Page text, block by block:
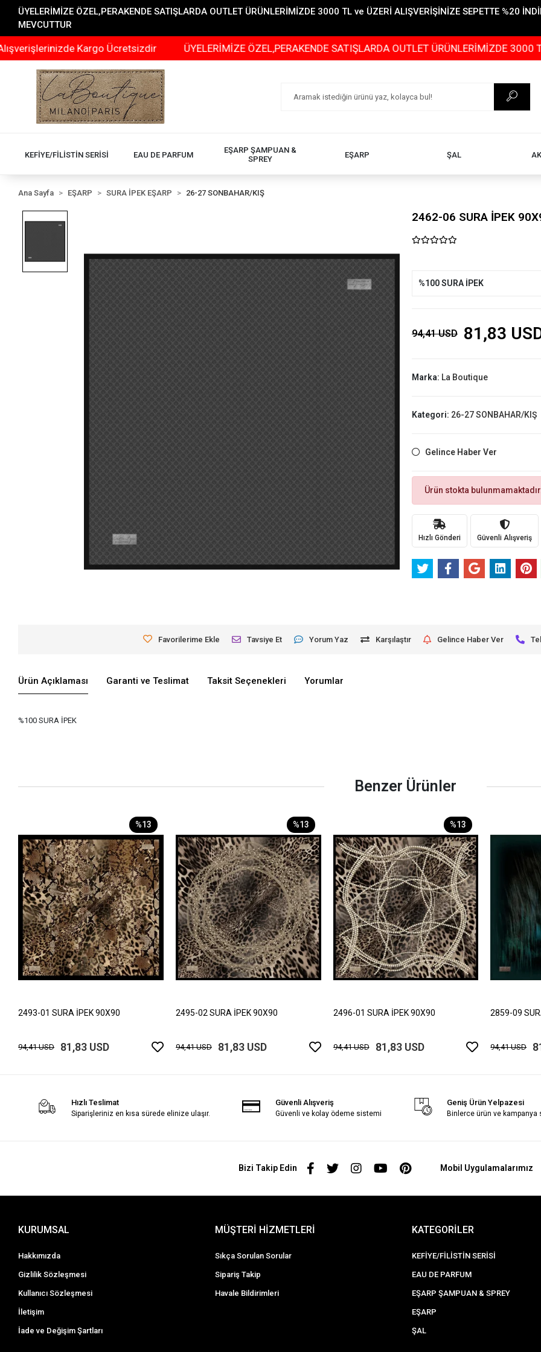
ÜYELERİMİZE ÖZEL,PERAKENDE SATIŞLARDA OUTLET ÜRÜNLERİMİZDE 3000 TL ve ÜZERİ ALIŞVERİŞİNİZE SEPETTE %20
MEVCUTTUR
Kargo Ücretsizdir ÜYELERİMİZE ÖZEL,PERAKENDE SATIŞLARDA OUTLET ÜRÜNLERİMİZDE 3000 TL ve
KEFİYE/FİLİSTİN SERİSİ EAU DE PARFUM
EŞARP ŞAMPUAN &
SPREY
EŞARP ŞAL
Ana Sayfa EŞARP SURA İPEK EŞARP 26-27 SONBAHAR/KIŞ
2462-06 SURA İPEK
%100 SURA İPEK
94,41 USD 81,83
Marka: La Boutique
Kategori: 26-27 SONBAHAR/KIŞ
Gelince Haber Ver
Ürün stokta bulunmamaktadır.
Hızlı Gönderi Güvenli Alışveriş
Favorilerime Ekle Tavsiye Et Yorum Yaz Karşılaştır Gelince Haber Ver
Ürün Açıklaması Garanti ve Teslimat Taksit Seçenekleri Yorumlar
%100 SURA İPEK
Benzer Ürünler
%13
2493-01 SURA İPEK 90X90
94,41 USD 81,83 USD
%13
2495-02 SURA İPEK 90X90
94,41 USD 81,83 USD
%13
2496-01 SURA İPEK 90X90
94,41 USD 81,83 USD
2859-09
94,41 USD
Hızlı Teslimat
Siparişleriniz en kısa sürede elinize ulaşır.
Güvenli Alışveriş
Güvenli ve kolay ödeme sistemi
Geniş Ürün Yelpazesi
Binlerce ürün ve kampanya
Bizi Takip Edin Mobil Uygulamalarımız
KURUMSAL
Hakkımızda
Gizlilik Sözleşmesi
Kullanıcı Sözleşmesi
İletişim
İade ve Değişim Şartları
MÜŞTERİ HİZMETLERİ
Sıkça Sorulan Sorular
Sipariş Takip
Havale Bildirimleri
KATEGORİLER
KEFİYE/FİLİSTİN SERİSİ
EAU DE PARFUM
EŞARP ŞAMPUAN & SPREY
EŞARP
ŞAL